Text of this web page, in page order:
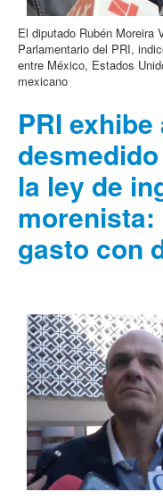
El diputado Rubén Moreira
Parlamentario del PRI,
entre México, Estados
mexicano
PRI
la ley de
morenista:
gasto con